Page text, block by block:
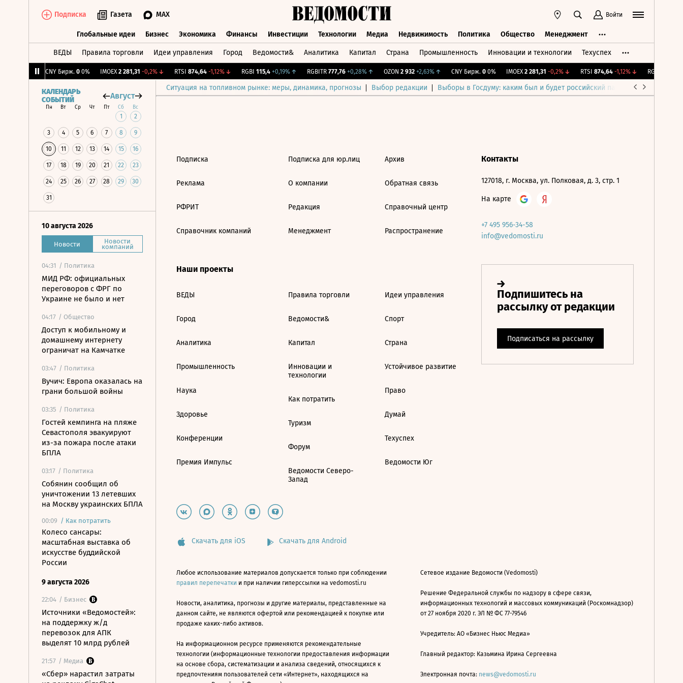
Подписка Газета MAX Войти
Глобальные идеи Бизнес Экономика Финансы Инвестиции Технологии Медиа Недвижимость Политика Общество Менеджмент
ВЕДЫ Правила торговли Идеи управления Город Ведомости& Аналитика Капитал Страна Промышленность Инновации и технологии Техуспех
CNY Бирж. 0 0% IMOEX 2 281,31 -0,2%↓ RTSI 874,64 -1,12%↓ RGBI 115,4 +0,19%↑ RGBITR 777,76 +0,28%↑ OZON 2 932 +2,63%↑ CNY Бирж. 0 0% IMOEX 2 281,31 -0,2%↓ RTSI 874,64 -1,12%↓ RGBI
Ситуация на топливном рынке: меры, динамика, прогнозы Выбор редакции Выборы в Госдуму: каким был и будет российский парламент
КАЛЕНДАРЬ
СОБЫТИЙ
Август
Пн Вт Ср Чт Пт Сб Вс
1 2
3 4 5 6 7 8 9
10 11 12 13 14 15 16
17 18 19 20 21 22 23
24 25 26 27 28 29 30
31
10 августа 2026
Новости Новости
компаний
04:31 / Политика
МИД РФ: официальных
переговоров с ФРГ по
Украине не было и нет
04:17 / Общество
Доступ к мобильному и
домашнему интернету
ограничат на Камчатке
03:47 / Политика
Вучич: Европа оказалась на
грани большой войны
03:35 / Политика
Гостей кемпинга на пляже
Севастополя эвакуируют
из-за пожара после атаки
БПЛА
03:17 / Политика
Собянин сообщил об
уничтожении 13 летевших
на Москву украинских БПЛА
00:09 / Как потратить
Колесо сансары:
масштабная выставка об
искусстве буддийской
России
9 августа 2026
22:04 / Бизнес
Источники «Ведомостей»:
на поддержку ж/д
перевозок для АПК
выделят 10 млрд рублей
21:57 / Медиа
«Сбер» нарастил затраты
Подписка
Реклама
РФРИТ
Справочник компаний
Подписка для юр.лиц
О компании
Редакция
Менеджмент
Архив
Обратная связь
Справочный центр
Распространение
Наши проекты
ВЕДЫ
Город
Аналитика
Промышленность
Наука
Здоровье
Конференции
Премия Импульс
Правила торговли
Ведомости&
Капитал
Инновации и
технологии
Как потратить
Туризм
Форум
Ведомости Северо-
Запад
Идеи управления
Спорт
Страна
Устойчивое развитие
Право
Думай
Техуспех
Ведомости Юг
Контакты
127018, г. Москва, ул. Полковая, д. 3, стр. 1
На карте
+7 495 956-34-58
info@vedomosti.ru
Скачать для iOS Скачать для Android
Любое использование материалов допускается только при соблюдении
правил перепечатки и при наличии гиперссылки на vedomosti.ru
Новости, аналитика, прогнозы и другие материалы, представленные на
данном сайте, не являются офертой или рекомендацией к покупке или
продаже каких-либо активов.
На информационном ресурсе применяются рекомендательные
технологии (информационные технологии предоставления информации
на основе сбора, систематизации и анализа сведений, относящихся к
предпочтениям пользователей сети «Интернет», находящихся на
Сетевое издание Ведомости (Vedomosti)
Решение Федеральной службы по надзору в сфере связи,
информационных технологий и массовых коммуникаций (Роскомнадзор)
от 27 ноября 2020 г. ЭЛ № ФС 77-79546
Учредитель: АО «Бизнес Ньюс Медиа»
Главный редактор: Казьмина Ирина Сергеевна
Электронная почта: news@vedomosti.ru